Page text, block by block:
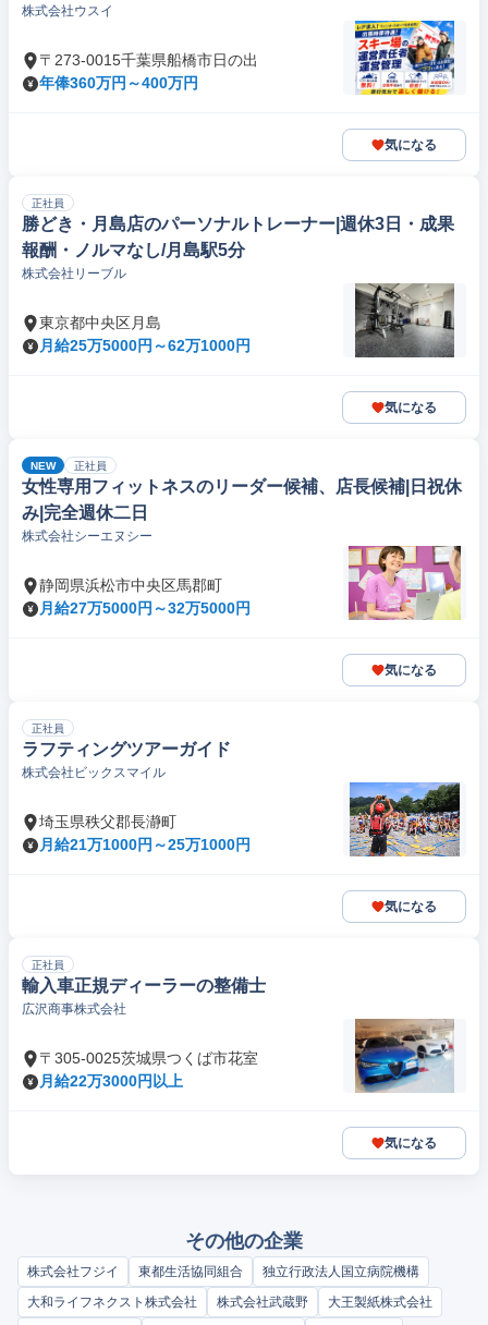
株式会社ウスイ
〒273-0015千葉県船橋市日の出
年俸360万円～400万円
気になる
正社員
勝どき・月島店のパーソナルトレーナー|週休3日・成果
報酬・ノルマなし/月島駅5分
株式会社リーブル
東京都中央区月島
月給25万5000円～62万1000円
気になる
NEW 正社員
女性専用フィットネスのリーダー候補、店長候補|日祝休
み|完全週休二日
株式会社シーエヌシー
静岡県浜松市中央区馬郡町
月給27万5000円～32万5000円
気になる
正社員
ラフティングツアーガイド
株式会社ビックスマイル
埼玉県秩父郡長瀞町
月給21万1000円～25万1000円
気になる
正社員
輸入車正規ディーラーの整備士
広沢商事株式会社
〒305-0025茨城県つくば市花室
月給22万3000円以上
気になる
その他の企業
株式会社フジイ 東都生活協同組合
独立行政法人国立病院機構
大和ライフネクスト株式会社
株式会社武蔵野 大王製紙株式会社